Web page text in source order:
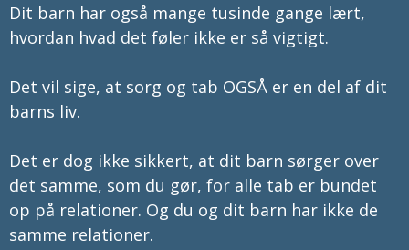
Dit barn har også mange tusinde gange lært,
hvordan hvad det føler ikke er så vigtigt.
Det vil sige, at sorg og tab OGSÅ er en del af dit
barns liv.
Det er dog ikke sikkert, at dit barn sørger over
det samme, som du gør, for alle tab er bundet
op på relationer. Og du og dit barn har ikke de
samme relationer.